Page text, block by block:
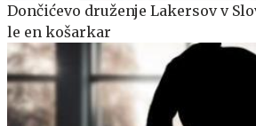
Dončićevo druženje Lakersov v
le en košarkar